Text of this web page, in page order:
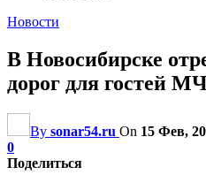
Новости
В Новосибирске
дорог для гостей
By sonar54.ru On 15 Фев,
0
Поделиться